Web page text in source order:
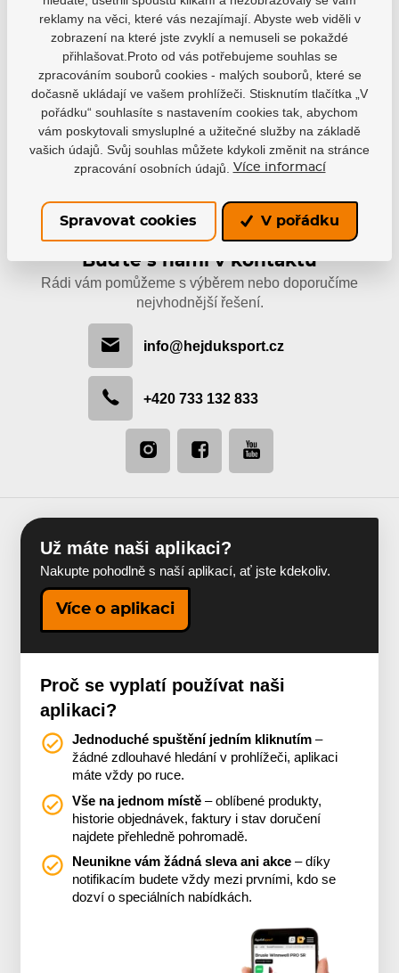
čirá, 66mmx50m, HS23
EAN: 1700000116891
Skladem 30 Kč
Buďte s námi v kontaktu
Rádi vám pomůžeme s výběrem nebo doporučíme
nejvhodnější řešení.
info@hejduksport.cz
+420 733 132 833
Už máte naši aplikaci?
Nakupte pohodlně s naší aplikací, ať jste kdekoliv.
Více o aplikaci
Proč se vyplatí používat naši
aplikaci?
Jednoduché spuštění jedním kliknutím –
žádné zdlouhavé hledání v prohlížeči, aplikaci
máte vždy po ruce.
Vše na jednom místě – oblíbené produkty,
historie objednávek, faktury i stav doručení
najdete přehledně pohromadě.
Neunikne vám žádná sleva ani akce – díky
notifikacím budete vždy mezi prvními, kdo se
dozví o speciálních nabídkách.
reklamy na věci, které vás nezajímají. Abyste web viděli v
zobrazení na které jste zvyklí a nemuseli se pokaždé
přihlašovat.Proto od vás potřebujeme souhlas se
zpracováním souborů cookies - malých souborů, které se
dočasně ukládají ve vašem prohlížeči. Stisknutím tlačítka „V
pořádku“ souhlasíte s nastavením cookies tak, abychom
vám poskytovali smysluplné a užitečné služby na základě
vašich údajů. Svůj souhlas můžete kdykoli změnit na stránce
zpracování osobních údajů.
Více informací
Spravovat cookies V pořádku